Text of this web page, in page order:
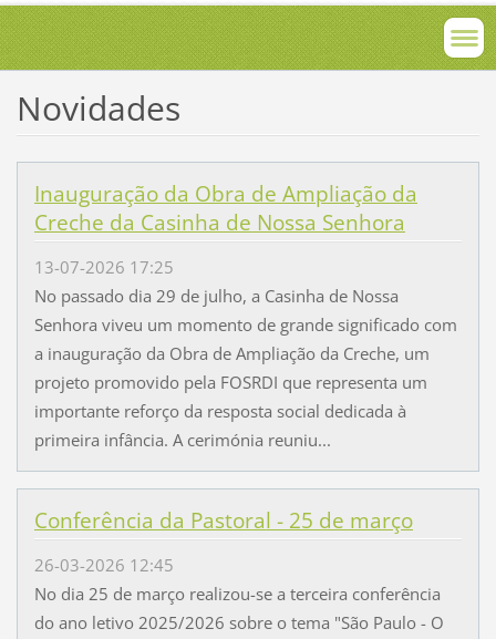
Novidades
Inauguração da Obra de Ampliação da
Creche da Casinha de Nossa Senhora
13-07-2026 17:25
No passado dia 29 de julho, a Casinha de Nossa
Senhora viveu um momento de grande significado com
a inauguração da Obra de Ampliação da Creche, um
projeto promovido pela FOSRDI que representa um
importante reforço da resposta social dedicada à
primeira infância. A cerimónia reuniu...
Conferência da Pastoral - 25 de março
26-03-2026 12:45
No dia 25 de março realizou-se a terceira conferência
do ano letivo 2025/2026 sobre o tema "São Paulo - O